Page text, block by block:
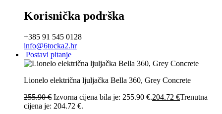
Korisnička podrška
+385 91 545 0128
info@6tocka2.hr
Postavi pitanje
Lionelo električna ljuljačka Bella 360, Grey Concrete
255.90€ Izvorna cijena bila je: 255.90 €.204.72 €Trenutna
cijena je: 204.72 €.